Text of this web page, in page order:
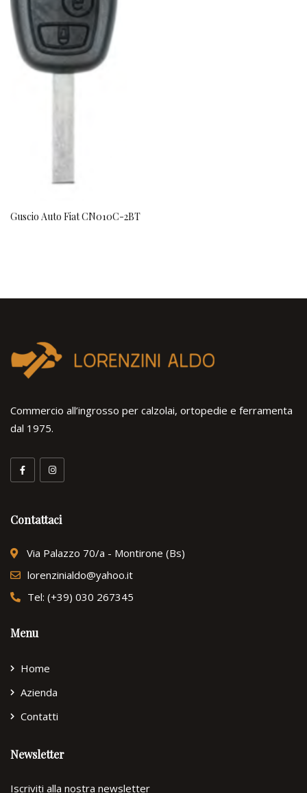
Guscio Auto Fiat CN010C-2BT
Commercio all’ingrosso per calzolai, ortopedie e ferramenta
dal 1975.
Contattaci
Via Palazzo 70/a - Montirone (Bs)
lorenzinialdo@yahoo.it
Tel: (+39) 030 267345
Menu
Home
Azienda
Contatti
Newsletter
Iscriviti alla nostra newsletter